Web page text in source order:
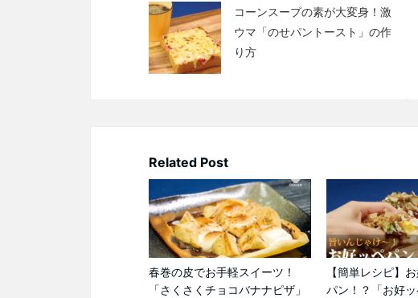
コーンスープの素が大変身！激
ウマ「のせパントースト」の作
り方
Related Post
春巻の皮でお手軽スイーツ！
「さくさくチョコバナナピザ」
【簡単レシピ】
パン！？「お好ッ